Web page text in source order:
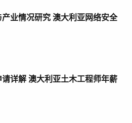
业情况研究 澳大利亚网络安全
详解 澳大利亚土木工程师年薪